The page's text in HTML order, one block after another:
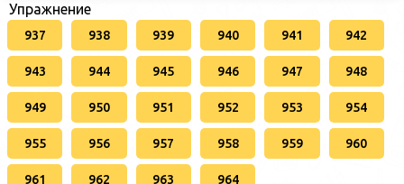
Упражнение
937 938 939 940 941 942
943 944 945 946 947 948
949 950 951 952 953 954
955 956 957 958 959 960
961 962 963 964